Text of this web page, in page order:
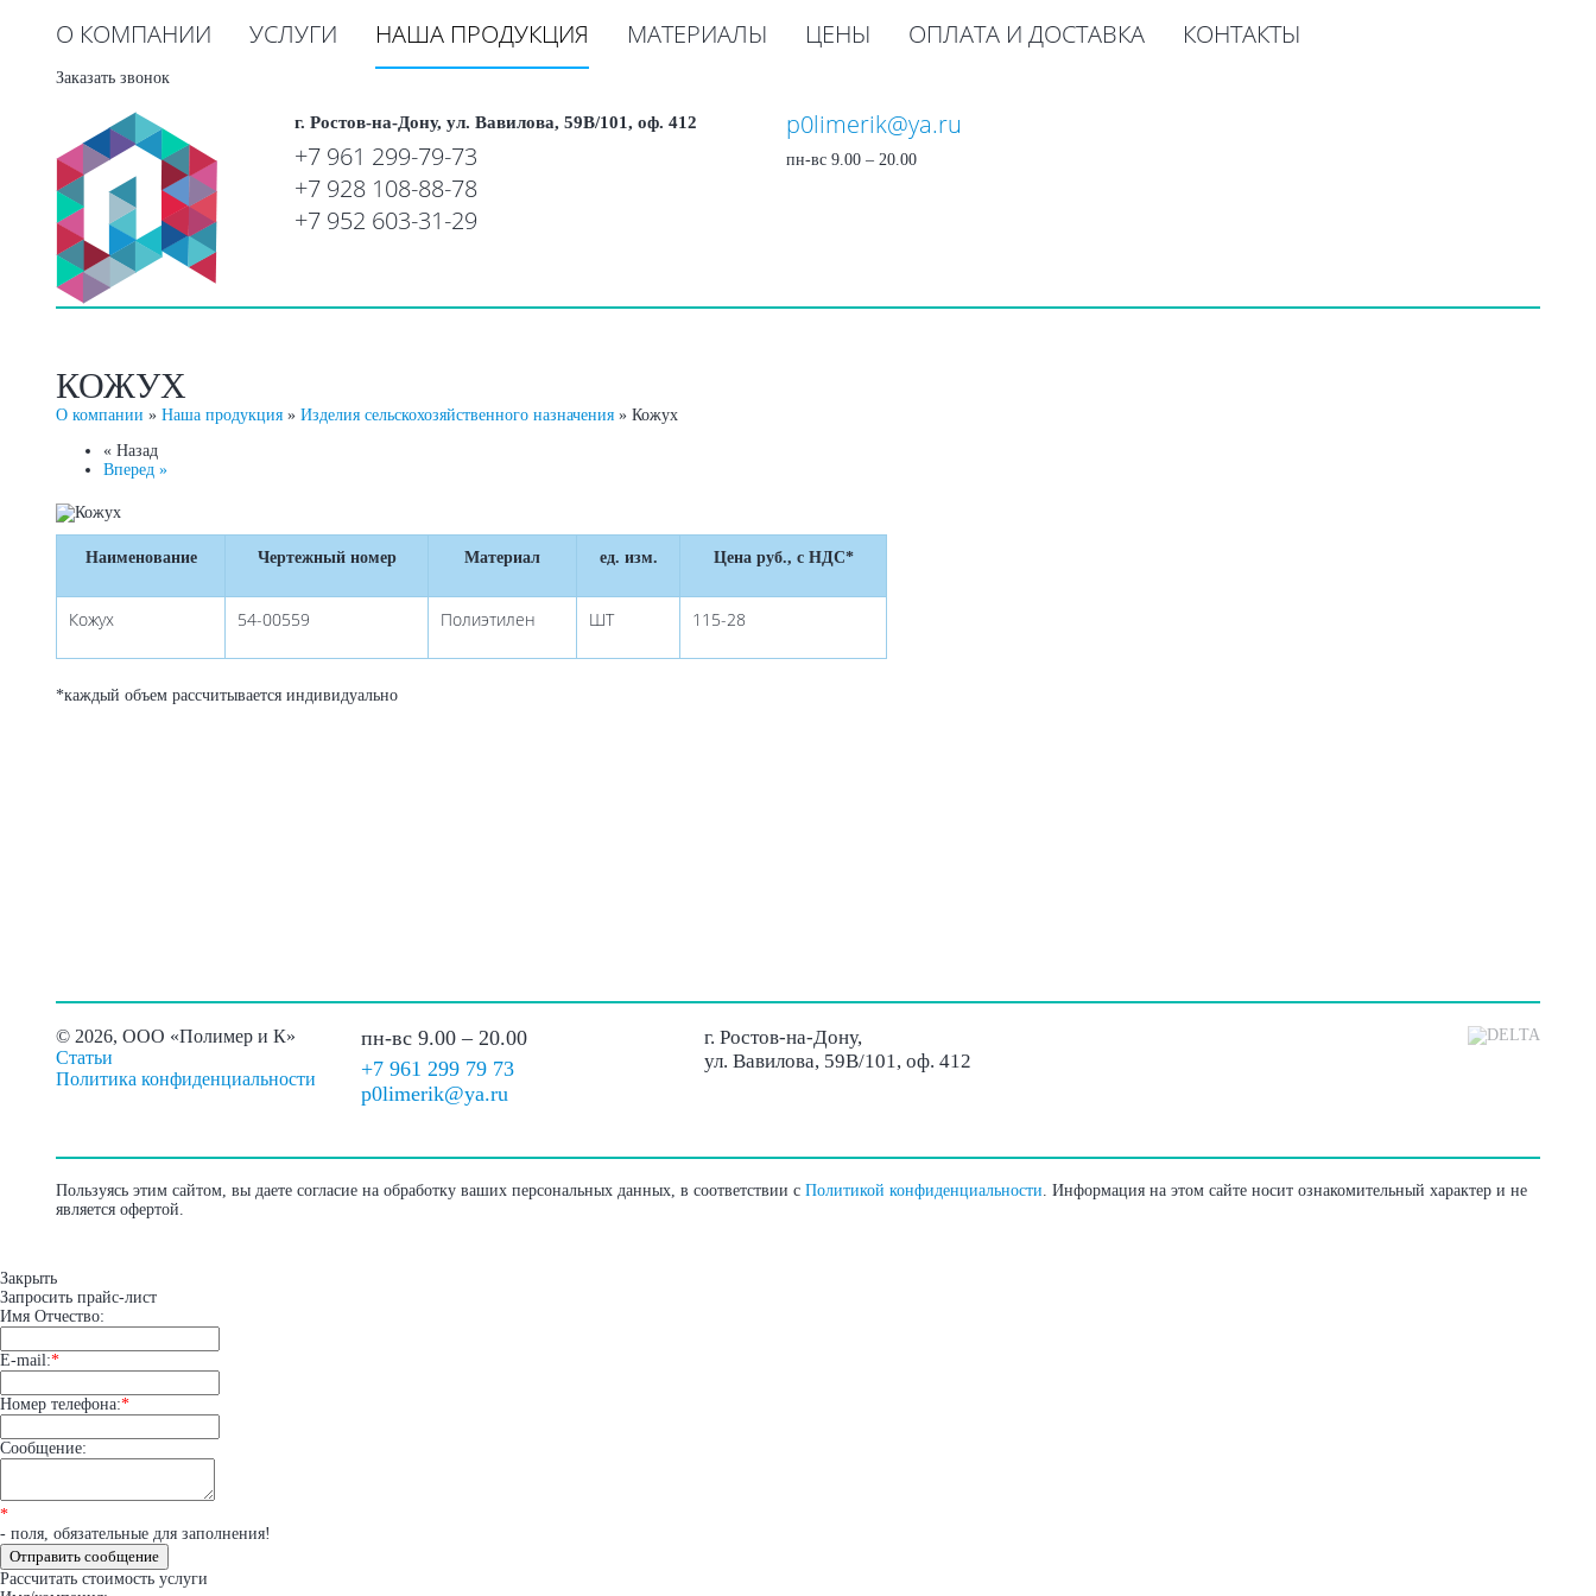
О КОМПАНИИ УСЛУГИ НАША ПРОДУКЦИЯ МАТЕРИАЛЫ ЦЕНЫ ОПЛАТА И ДОСТАВКА КОНТАКТЫ
Заказать звонок
г. Ростов-на-Дону, ул. Вавилова, 59В/101, оф. 412
+7 961 299-79-73
+7 928 108-88-78
+7 952 603-31-29
p0limerik@ya.ru
пн-вс 9.00 – 20.00
КОЖУХ
О компании »Наша продукция »Изделия сельскохозяйственного назначения »Кожух
« Назад
Вперед »
Наименование Чертежный номер Материал ед. изм. Цена руб., с НДС*
Кожух 54-00559 Полиэтилен ШТ 115-28
*каждый объем рассчитывается индивидуально
© 2026, ООО «Полимер и К»
Статьи
Политика конфиденциальности
пн-вс 9.00 – 20.00
+7 961 299 79 73
p0limerik@ya.ru
г. Ростов-на-Дону,
ул. Вавилова, 59В/101, оф. 412
Пользуясь этим сайтом, вы даете согласие на обработку ваших персональных данных, в соответствии сПолитикой конфиденциальности. Информация на этом сайте носит ознакомительный характер и не
является офертой.
Закрыть
Запросить прайс-лист
Имя Отчество:
E-mail:*
Номер телефона:*
Сообщение:
*
- поля, обязательные для заполнения!
Отправить сообщение
Рассчитать стоимость услуги